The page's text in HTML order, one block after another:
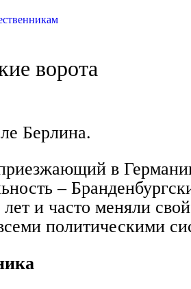
ворота
Берлина.
в
–
лет и часто меняли
политическими